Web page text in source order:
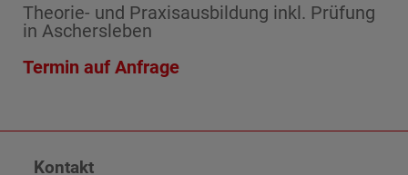
Theorie- und Praxisausbildung inkl. Prüfung
in Aschersleben
Termin auf Anfrage
Kontakt